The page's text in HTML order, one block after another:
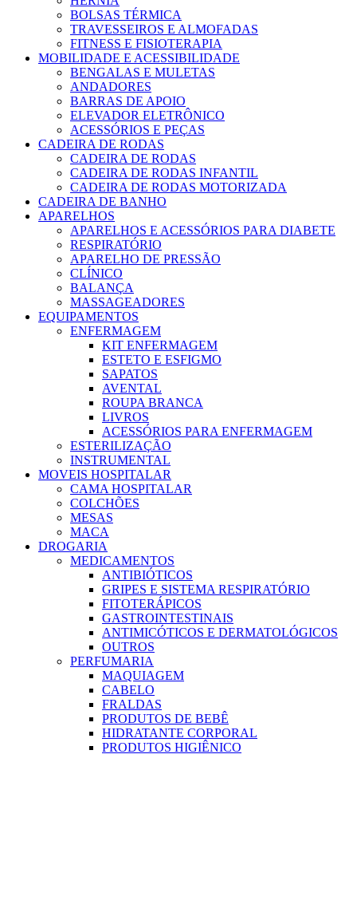
BOLSAS TÉRMICA
TRAVESSEIROS E ALMOFADAS
FITNESS E FISIOTERAPIA
MOBILIDADE E ACESSIBILIDADE
BENGALAS E MULETAS
ANDADORES
BARRAS DE APOIO
ELEVADOR ELETRÔNICO
ACESSÓRIOS E PEÇAS
CADEIRA DE RODAS
CADEIRA DE RODAS
CADEIRA DE RODAS INFANTIL
CADEIRA DE RODAS MOTORIZADA
CADEIRA DE BANHO
APARELHOS
APARELHOS E ACESSÓRIOS PARA DIABETE
RESPIRATÓRIO
APARELHO DE PRESSÃO
CLÍNICO
BALANÇA
MASSAGEADORES
EQUIPAMENTOS
ENFERMAGEM
KIT ENFERMAGEM
ESTETO E ESFIGMO
SAPATOS
AVENTAL
ROUPA BRANCA
LIVROS
ACESSÓRIOS PARA ENFERMAGEM
ESTERILIZAÇÃO
INSTRUMENTAL
MOVEIS HOSPITALAR
CAMA HOSPITALAR
COLCHÕES
MESAS
MACA
DROGARIA
MEDICAMENTOS
ANTIBIÓTICOS
GRIPES E SISTEMA RESPIRATÓRIO
FITOTERÁPICOS
GASTROINTESTINAIS
ANTIMICÓTICOS E DERMATOLÓGICOS
OUTROS
PERFUMARIA
MAQUIAGEM
CABELO
FRALDAS
PRODUTOS DE BEBÊ
HIDRATANTE CORPORAL
PRODUTOS HIGIÊNICO